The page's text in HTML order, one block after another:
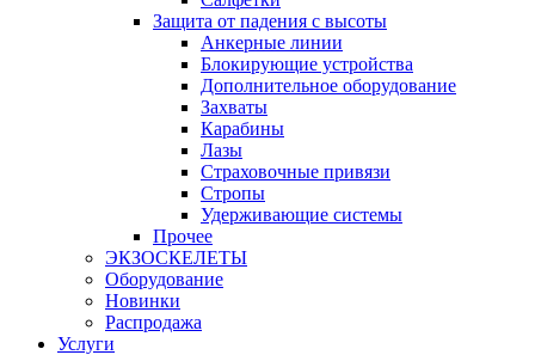
Защита от падения с высоты
Анкерные линии
Блокирующие устройства
Дополнительное оборудование
Захваты
Карабины
Лазы
Страховочные привязи
Стропы
Удерживающие системы
Прочее
ЭКЗОСКЕЛЕТЫ
Оборудование
Новинки
Распродажа
Услуги